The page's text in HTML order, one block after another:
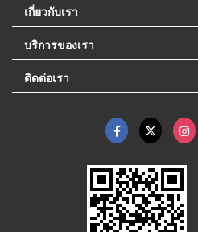
เกี่ยวกับเรา
บริการของเรา
ติดต่อเรา